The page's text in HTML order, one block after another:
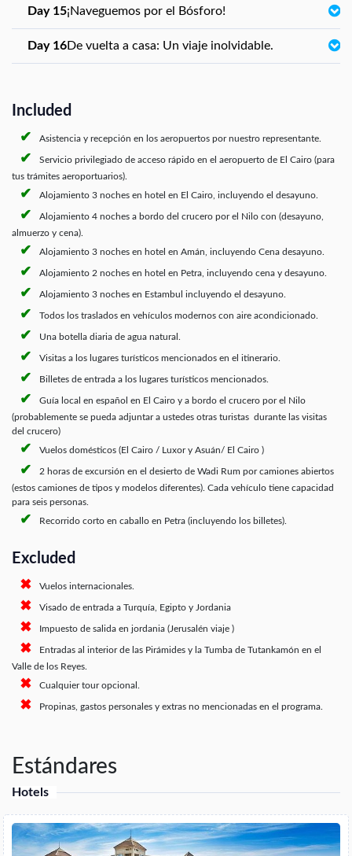
Day 15¡Naveguemos por el Bósforo!
Day 16De vuelta a casa: Un viaje inolvidable.
Included
Asistencia y recepción en los aeropuertos por nuestro representante.
Servicio privilegiado de acceso rápido en el aeropuerto de El Cairo (para
tus trámites aeroportuarios).
Alojamiento 3 noches en hotel en El Cairo, incluyendo el desayuno.
Alojamiento 4 noches a bordo del crucero por el Nilo con (desayuno,
almuerzo y cena).
Alojamiento 3 noches en hotel en Amán, incluyendo Cena desayuno.
Alojamiento 2 noches en hotel en Petra, incluyendo cena y desayuno.
Alojamiento 3 noches en Estambul incluyendo el desayuno.
Todos los traslados en vehículos modernos con aire acondicionado.
Una botella diaria de agua natural.
Visitas a los lugares turísticos mencionados en el itinerario.
Billetes de entrada a los lugares turísticos mencionados.
Guía local en español en El Cairo y a bordo el crucero por el Nilo
(probablemente se pueda adjuntar a ustedes otras turistas durante las visitas
del crucero)
Vuelos domésticos (El Cairo / Luxor y Asuán/ El Cairo )
2 horas de excursión en el desierto de Wadi Rum por camiones abiertos
(estos camiones de tipos y modelos diferentes). Cada vehículo tiene capacidad
para seis personas.
Recorrido corto en caballo en Petra (incluyendo los billetes).
Excluded
Vuelos internacionales.
Visado de entrada a Turquía, Egipto y Jordania
Impuesto de salida en jordania (Jerusalén viaje )
Entradas al interior de las Pirámides y la Tumba de Tutankamón en el
Valle de los Reyes.
Cualquier tour opcional.
Propinas, gastos personales y extras no mencionadas en el programa.
Estándares
Hotels